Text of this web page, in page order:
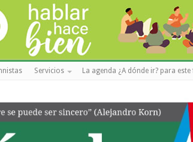
Servicios La agenda ¿A dónde ir? para este